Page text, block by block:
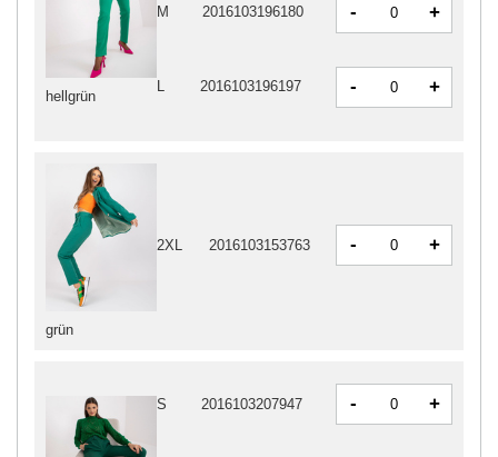
hellgrün
M 2016103196180 - +
L 2016103196197 - +
grün
2XL 2016103153763 - +
S 2016103207947 - +